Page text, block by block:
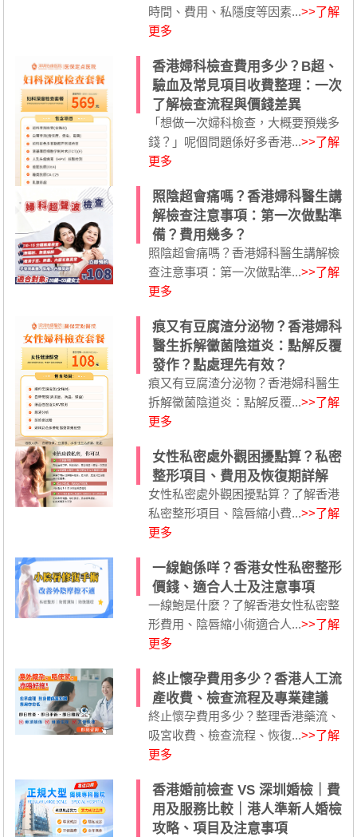
時間、費用、私隱度等因素...>>了解
更多
香港婦科檢查費用多少？B超、
驗血及常見項目收費整理：一次
了解檢查流程與價錢差異
「想做一次婦科檢查，大概要預幾多
錢？」呢個問題係好多香港...>>了解
更多
照陰超會痛嗎？香港婦科醫生講
解檢查注意事項：第一次做點準
備？費用幾多？
照陰超會痛嗎？香港婦科醫生講解檢
查注意事項：第一次做點準...>>了解
更多
痕又有豆腐渣分泌物？香港婦科
醫生拆解黴菌陰道炎：點解反覆
發作？點處理先有效？
痕又有豆腐渣分泌物？香港婦科醫生
拆解黴菌陰道炎：點解反覆...>>了解
更多
女性私密處外觀困擾點算？私密
整形項目、費用及恢復期詳解
女性私密處外觀困擾點算？了解香港
私密整形項目、陰唇縮小費...>>了解
更多
一線鮑係咩？香港女性私密整形
價錢、適合人士及注意事項
一線鮑是什麼？了解香港女性私密整
形費用、陰唇縮小術適合人...>>了解
更多
終止懷孕費用多少？香港人工流
產收費、檢查流程及專業建議
終止懷孕費用多少？整理香港藥流、
吸宮收費、檢查流程、恢復...>>了解
更多
香港婚前檢查 VS 深圳婚檢｜費
用及服務比較｜港人準新人婚檢
攻略、項目及注意事項